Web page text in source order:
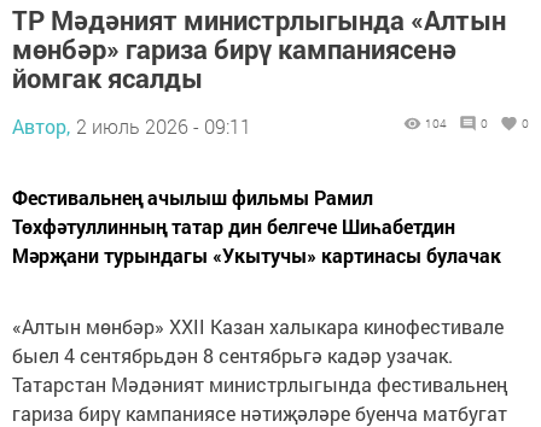
ТР Мәдәният министрлыгында «Алтын
мөнбәр» гариза бирү кампаниясенә
йомгак ясалды
Автор, 2 июль 2026 - 09:11 104 0 0
Фестивальнең ачылыш фильмы Рамил
Төхфәтуллинның татар дин белгече Шиһабетдин
Мәрҗани турындагы «Укытучы» картинасы булачак
«Алтын мөнбәр» XXII Казан халыкара кинофестивале
быел 4 сентябрьдән 8 сентябрьгә кадәр узачак.
Татарстан Мәдәният министрлыгында фестивальнең
гариза бирү кампаниясе нәтиҗәләре буенча матбугат